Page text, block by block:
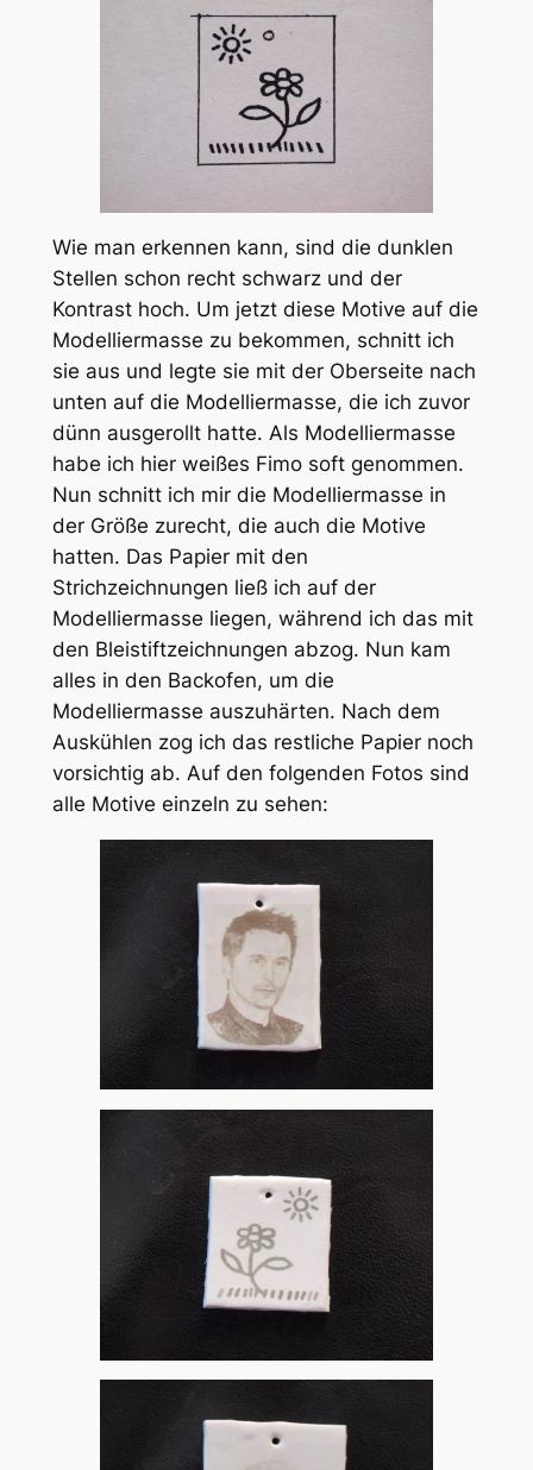
Wie man erkennen kann, sind die dunklen
Stellen schon recht schwarz und der
Kontrast hoch. Um jetzt diese Motive auf die
Modelliermasse zu bekommen, schnitt ich
sie aus und legte sie mit der Oberseite nach
unten auf die Modelliermasse, die ich zuvor
dünn ausgerollt hatte. Als Modelliermasse
habe ich hier weißes Fimo soft genommen.
Nun schnitt ich mir die Modelliermasse in
der Größe zurecht, die auch die Motive
hatten. Das Papier mit den
Strichzeichnungen ließ ich auf der
Modelliermasse liegen, während ich das mit
den Bleistiftzeichnungen abzog. Nun kam
alles in den Backofen, um die
Modelliermasse auszuhärten. Nach dem
Auskühlen zog ich das restliche Papier noch
vorsichtig ab. Auf den folgenden Fotos sind
alle Motive einzeln zu sehen: